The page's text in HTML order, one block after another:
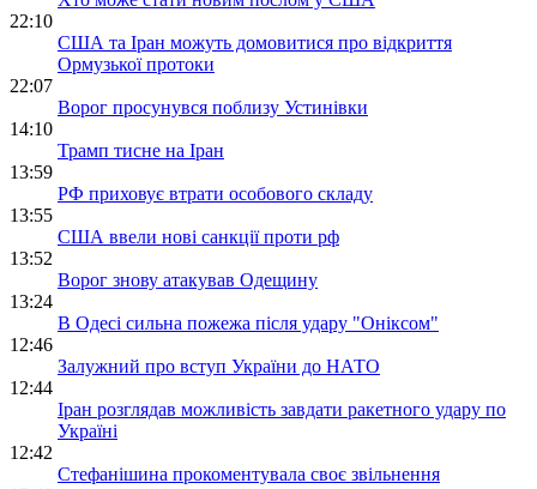
22:10
США та Іран можуть домовитися про відкриття
Ормузької протоки
22:07
Ворог просунувся поблизу Устинівки
14:10
Трамп тисне на Іран
13:59
РФ приховує втрати особового складу
13:55
США ввели нові санкції проти рф
13:52
Ворог знову атакував Одещину
13:24
В Одесі сильна пожежа після удару "Оніксом"
12:46
Залужний про вступ України до НАТО
12:44
Іран розглядав можливість завдати ракетного удару по
Україні
12:42
Стефанішина прокоментувала своє звільнення